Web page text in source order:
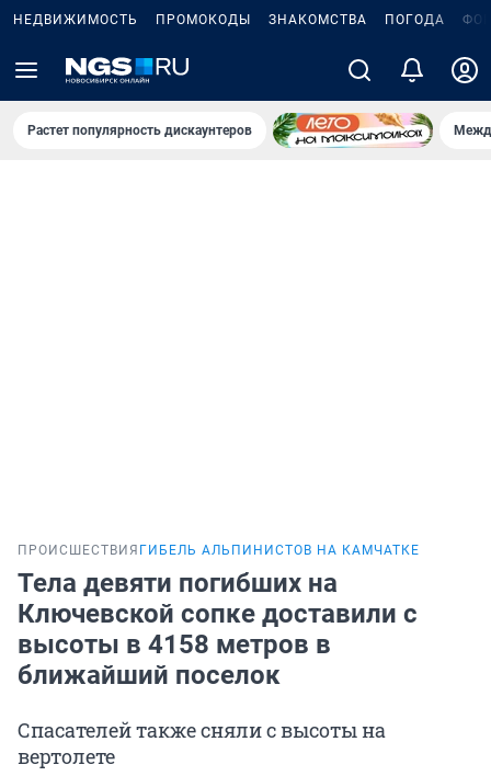
НЕДВИЖИМОСТЬ ПРОМОКОДЫ ЗНАКОМСТВА ПОГОДА
Растет популярность дискаунтеров
ПРОИСШЕСТВИЯ ГИБЕЛЬ АЛЬПИНИСТОВ НА КАМЧАТКЕ
Тела девяти погибших на
Ключевской сопке доставили с
высоты в 4158 метров в
ближайший поселок
Спасателей также сняли с высоты на
вертолете